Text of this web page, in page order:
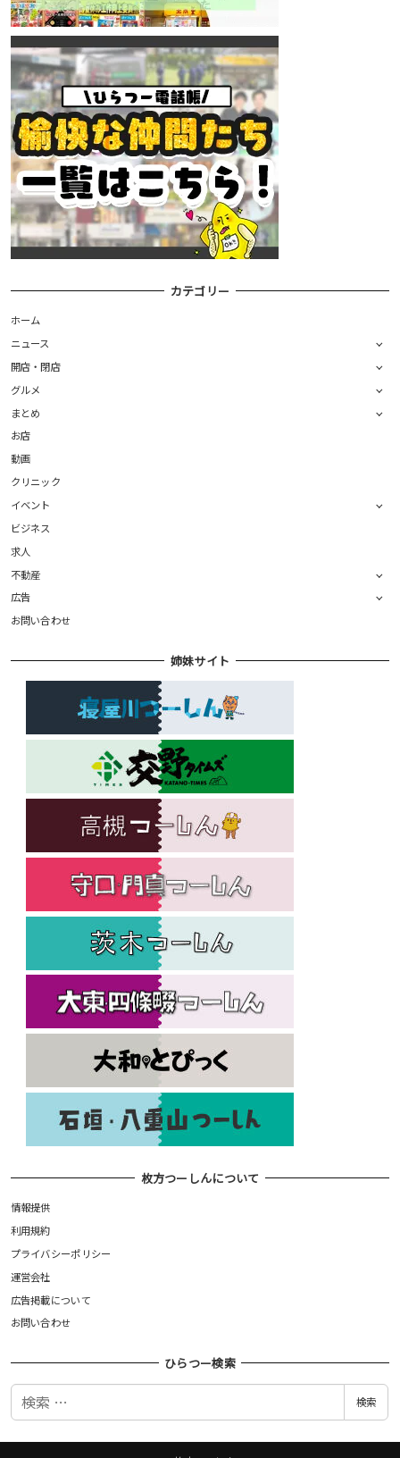
カテゴリー
ホーム
ニュース
開店・閉店
グルメ
まとめ
お店
動画
クリニック
イベント
ビジネス
求人
不動産
広告
お問い合わせ
姉妹サイト
枚方つーしんについて
情報提供
利用規約
プライバシーポリシー
運営会社
広告掲載について
お問い合わせ
ひらつー検索
検
検索